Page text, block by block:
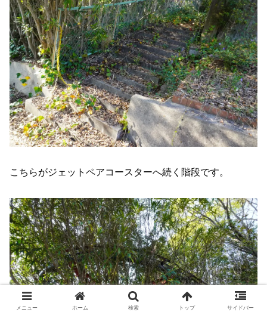
こちらがジェットペアコースターへ続く階段です。
メニュー ホーム 検索 トップ サイドバー